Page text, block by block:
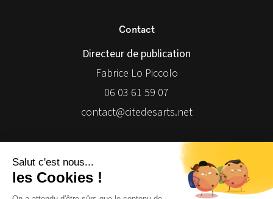
Contact
Directeur de publication
Fabrice Lo Piccolo
06 03 61 59 07
contact@citedesarts.net